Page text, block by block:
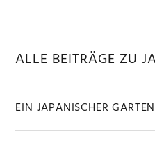
ALLE BEITRÄGE ZU
EIN JAPANISCHER